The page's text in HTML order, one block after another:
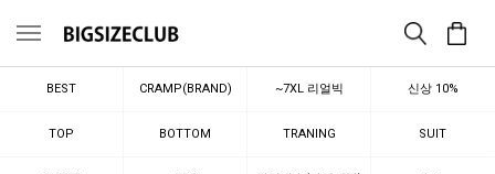
메뉴
BEST CRAMP(BRAND) ~7XL 리얼빅 신상 10%
TOP BOTTOM TRANING SUIT